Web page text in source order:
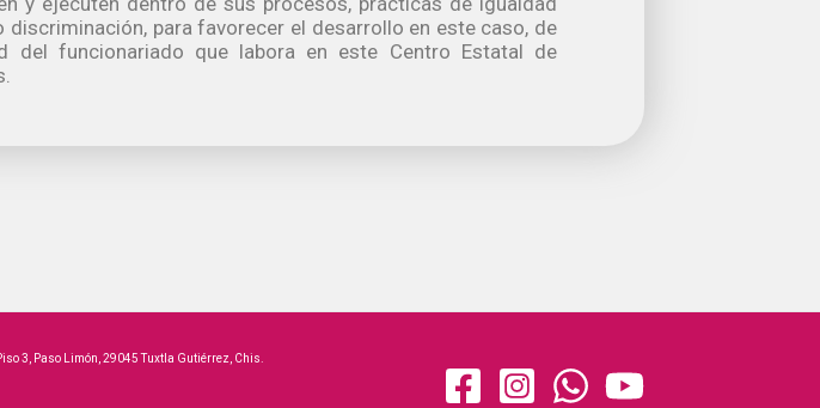
discriminación, para favorecer el desarrollo en este caso, de
del funcionariado que labora en este Centro Estatal de
3, Paso Limón, 29045 Tuxtla Gutiérrez, Chis.